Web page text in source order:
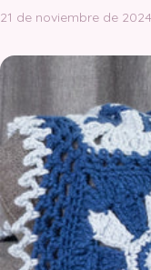
21 de noviembre de 2024